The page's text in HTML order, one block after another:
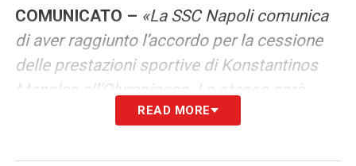
COMUNICATO – «La SSC Napoli comunica
di aver raggiunto l’accordo per la cessione
delle prestazioni sportive di Konstantinos
Manolas all’Olympiacos. Lo stesso sarà
formalizzato e diverrà efficace con l’apertura
READ MORE